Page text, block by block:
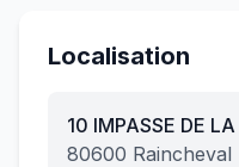
adorer
Localisation
10 IMPASSE DE LA
80600 Raincheval